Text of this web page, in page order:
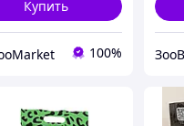
Купить
100%